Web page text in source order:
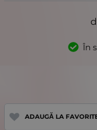
În
ADAUGĂ LA